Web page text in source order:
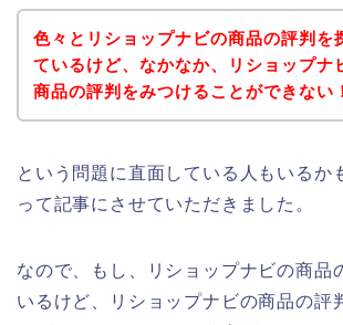
色々とリショップナビの商品の評判を
ているけど、なかなか、リショップナ
商品の評判をみつけることができない！
という問題に直面している人もいるか
って記事にさせていただきました。
なので、もし、リショップナビの商品
いるけど、リショップナビの商品の評